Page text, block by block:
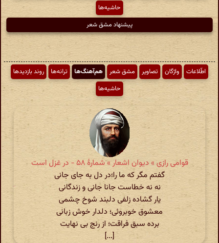
حاشیه‌ها
پیشنهاد مشق شعر
اطّلاعات واژگان تصاویر مشق شعر هم‌آهنگ‌ها ترانه‌ها
روند بازدیدها
حاشیه‌ها
قوامی رازی » دیوان اشعار » شمارهٔ ۵۸ - در غزل است
گفتم مگر که ما را؛در دل به جای جانی
نه نه خطاست جانا جانی و زندگانی
یار گشاده زلفی دلبند شوخ چشمی
معشوق خوبروئی؛ دلدار خوش زبانی
برده سبق فراقت؛ از رنج بی نهایت
[...]